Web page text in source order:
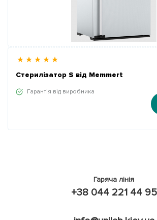
Стерилізатор S від Memmert
Гарантія від виробника
Гаряча лінія
+38 044 221 44 95